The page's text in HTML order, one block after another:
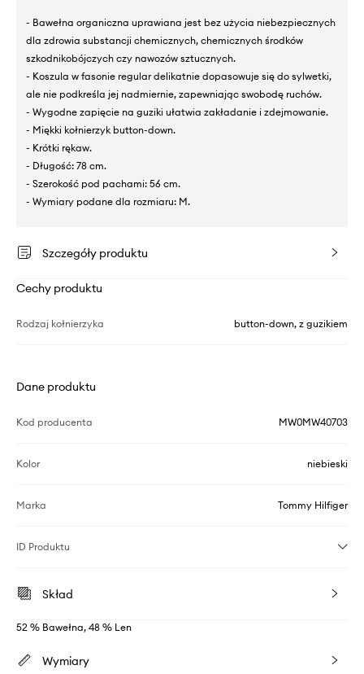
- Bawełna organiczna uprawiana jest bez użycia niebezpiecznych
dla zdrowia substancji chemicznych, chemicznych środków
szkodnikobójczych czy nawozów sztucznych.
- Koszula w fasonie regular delikatnie dopasowuje się do sylwetki,
ale nie podkreśla jej nadmiernie, zapewniając swobodę ruchów.
- Wygodne zapięcie na guziki ułatwia zakładanie i zdejmowanie.
- Miękki kołnierzyk button-down.
- Krótki rękaw.
- Długość: 78 cm.
- Szerokość pod pachami: 56 cm.
- Wymiary podane dla rozmiaru: M.
Szczegóły produktu
Cechy produktu
Rodzaj kołnierzyka button-down, z guzikiem
Dane produktu
Kod producenta MW0MW40703
Kolor niebieski
Marka Tommy Hilfiger
ID Produktu
Skład
52 % Bawełna, 48 % Len
Wymiary